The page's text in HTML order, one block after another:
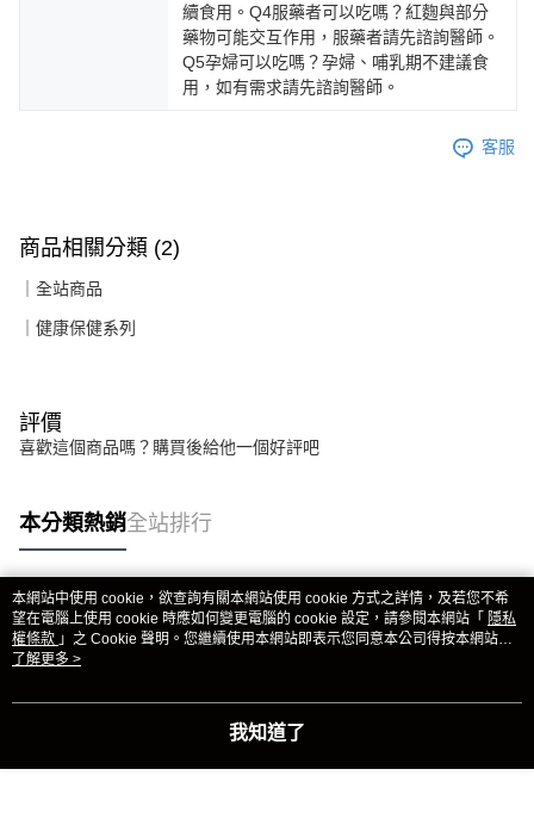
續食用。Q4服藥者可以吃嗎？紅麴與部分
藥物可能交互作用，服藥者請先諮詢醫師。
Q5孕婦可以吃嗎？孕婦、哺乳期不建議食
用，如有需求請先諮詢醫師。
客服
商品相關分類 (2)
｜全站商品
｜健康保健系列
評價
喜歡這個商品嗎？購買後給他一個好評吧
本分類熱銷全站排行
熱門標籤
本網站中使用 cookie，欲查詢有關本網站使用 cookie 方式之詳情，及若您不希
望在電腦上使用 cookie 時應如何變更電腦的 cookie 設定，請參閱本網站「 隱私
權條款 」之 Cookie 聲明。您繼續使用本網站即表示您同意本公司得按本網站使
用條款之 Cookie 聲明使用 cookie。
了解更多 >
我知道了